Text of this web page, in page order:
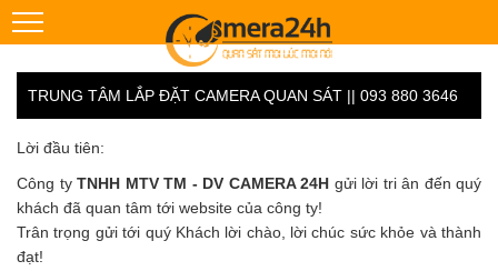
TRUNG TÂM LẮP ĐẶT CAMERA QUAN SÁT || 093 880 3646
Lời đầu tiên:
Công ty TNHH MTV TM - DV CAMERA 24H gửi lời tri ân đến quý
khách đã quan tâm tới website của công ty!
Trân trọng gửi tới quý Khách lời chào, lời chúc sức khỏe và thành
đạt!